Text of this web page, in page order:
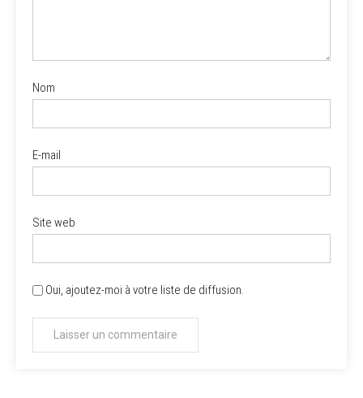
Nom
E-mail
Site web
Oui, ajoutez-moi à votre liste de diffusion.